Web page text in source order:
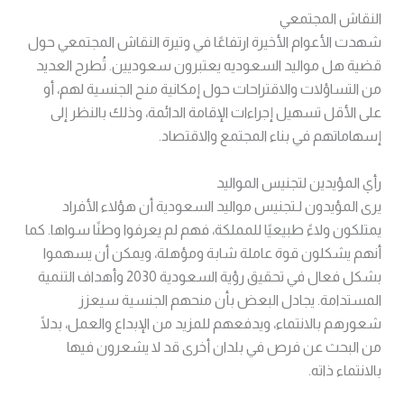
النقاش المجتمعي
شهدت الأعوام الأخيرة ارتفاعًا في وتيرة النقاش المجتمعي حول
قضية هل مواليد السعوديه يعتبرون سعوديين. تُطرح العديد
من التساؤلات والاقتراحات حول إمكانية منح الجنسية لهم، أو
على الأقل تسهيل إجراءات الإقامة الدائمة، وذلك بالنظر إلى
إسهاماتهم في بناء المجتمع والاقتصاد.
رأي المؤيدين لتجنيس المواليد
يرى المؤيدون لـتجنيس مواليد السعودية أن هؤلاء الأفراد
يمتلكون ولاءً طبيعيًا للمملكة، فهم لم يعرفوا وطنًا سواها. كما
أنهم يشكلون قوة عاملة شابة ومؤهلة، ويمكن أن يسهموا
بشكل فعال في تحقيق رؤية السعودية 2030 وأهداف التنمية
المستدامة. يجادل البعض بأن منحهم الجنسية سيعزز
شعورهم بالانتماء، ويدفعهم للمزيد من الإبداع والعمل، بدلًا
من البحث عن فرص في بلدان أخرى قد لا يشعرون فيها
بالانتماء ذاته.